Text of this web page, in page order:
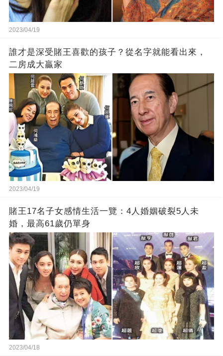
2023/04/19
誰才是深受賭王喜歡的孩子？從名字就能看出來，
二房成大贏家
2023/04/19
賭王17名子女感情生活一覽：4人婚姻破裂5人未
婚，最高61歲仍單身
2023/04/18